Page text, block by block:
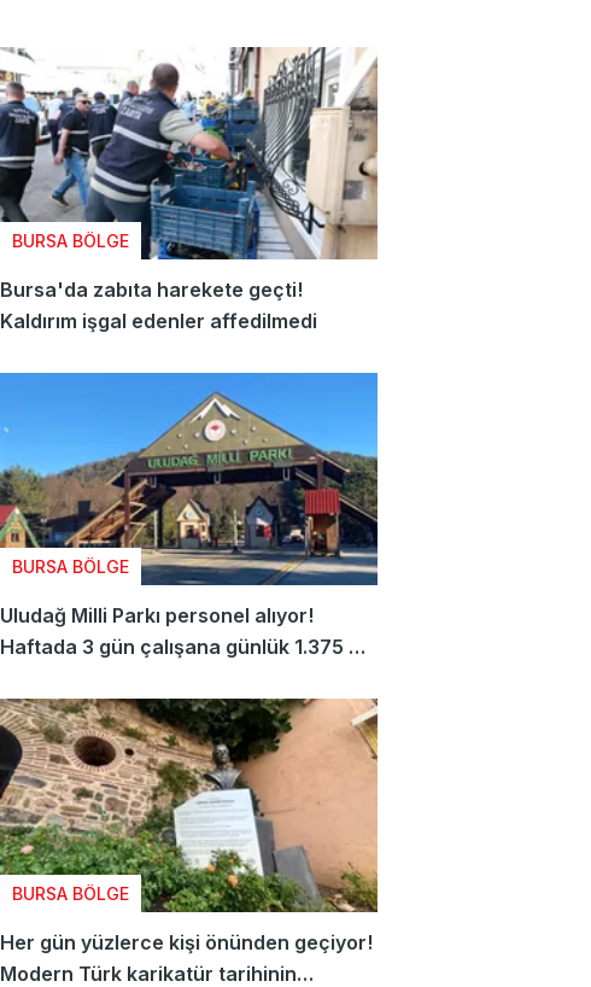
BURSA BÖLGE
Bursa'da zabıta harekete geçti!
Kaldırım işgal edenler affedilmedi
BURSA BÖLGE
Uludağ Milli Parkı personel alıyor!
Haftada 3 gün çalışana günlük 1.375 TL
BURSA BÖLGE
Her gün yüzlerce kişi önünden geçiyor!
Modern Türk karikatür tarihinin